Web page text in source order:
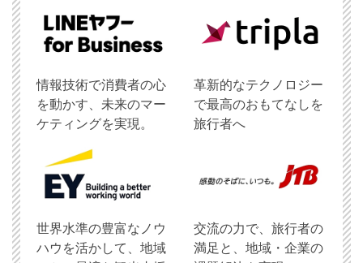
情報技術で消費者の心
を動かす、未来のマー
ケティングを実現。
革新的なテクノロジー
で最高のおもてなしを
旅行者へ
世界水準の豊富なノウ
ハウを活かして、地域
交流の力で、旅行者の
満足と、地域・企業の